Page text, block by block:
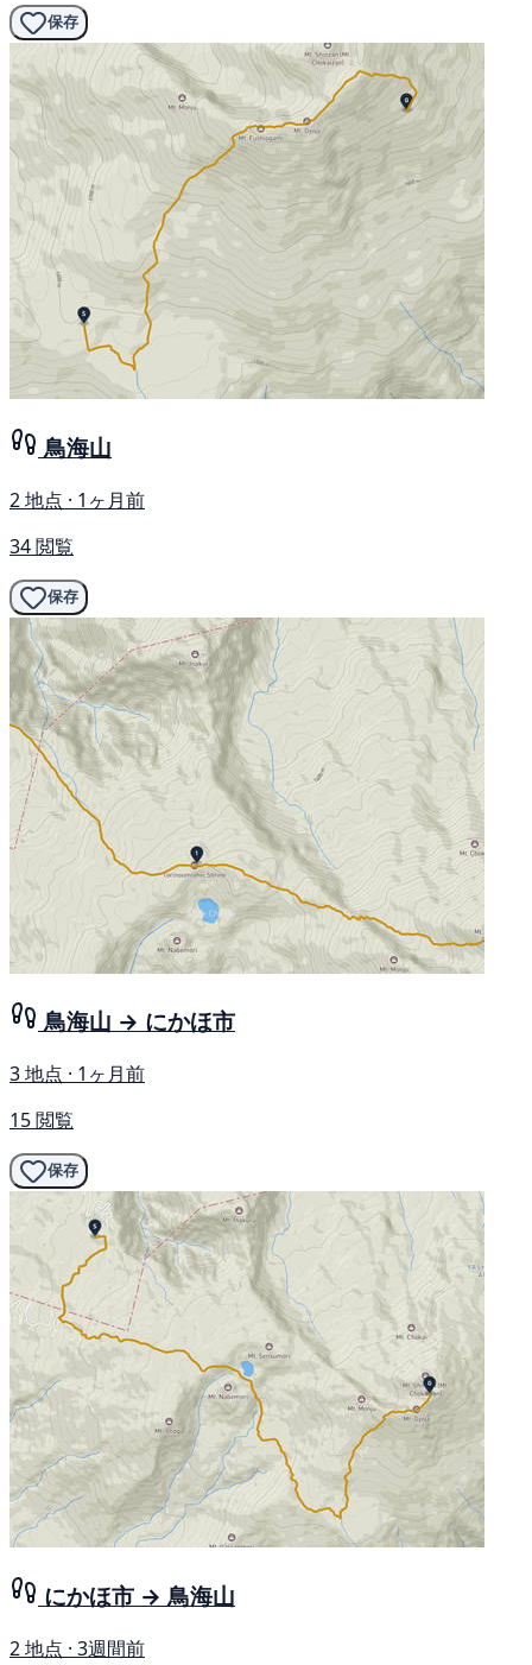
保存
鳥海山
2 地点 · 1ヶ月前
34 閲覧
保存
鳥海山 → にかほ市
3 地点 · 1ヶ月前
15 閲覧
保存
にかほ市 → 鳥海山
2 地点 · 3週間前